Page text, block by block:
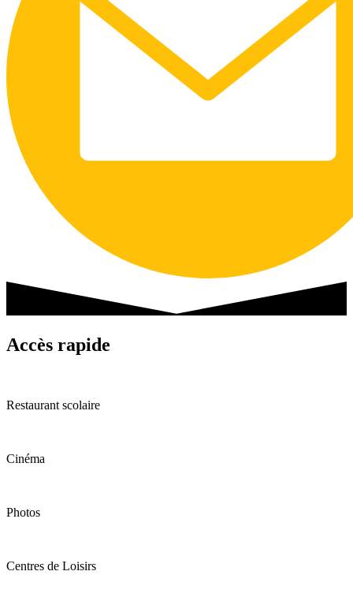
Accès rapide
Restaurant scolaire
Cinéma
Photos
Centres de Loisirs